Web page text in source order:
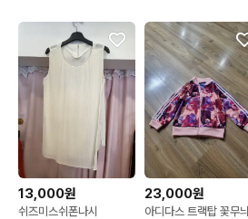
13,000원
쉬즈미스쉬폰나시
23,000원
아디다스 트랙탑 꽃무늬